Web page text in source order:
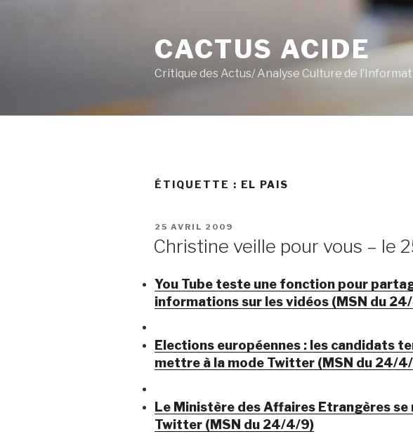
CACTUS ACIDE
Critique des Actus/ Analyse Culture de
ÉTIQUETTE : EL PAIS
PUBLIÉ
25 AVRIL 2009
Christine veille pour vous – le
You Tube teste une fonction pour
informations sur les vidéos (MSN du
Elections européennes : les candidats
mettre à la mode Twitter (MSN du 24/
Le Ministère des Affaires Etrangères se
Twitter (MSN du 24/4/9)